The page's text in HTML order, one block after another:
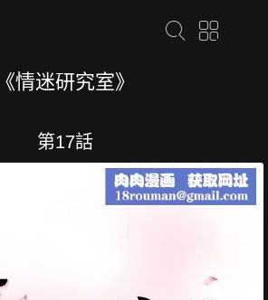
《情迷研究室》
第17話